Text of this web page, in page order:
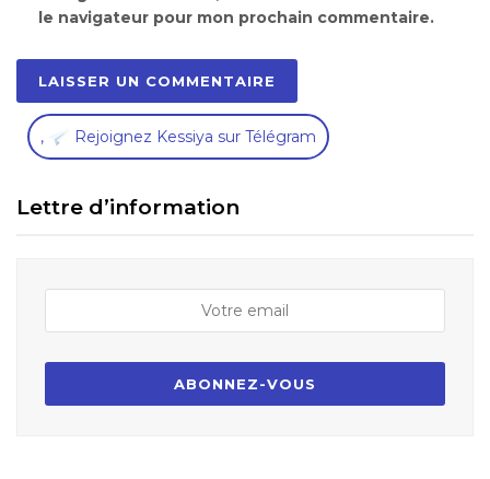
le navigateur pour mon prochain commentaire.
, Rejoignez Kessiya sur Télégram
Lettre d’information